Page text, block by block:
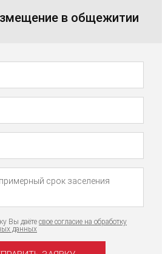
в общежитии
Вы даёте свое согласие на обработку
данных